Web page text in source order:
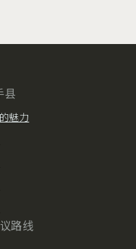
县
魅力
路线